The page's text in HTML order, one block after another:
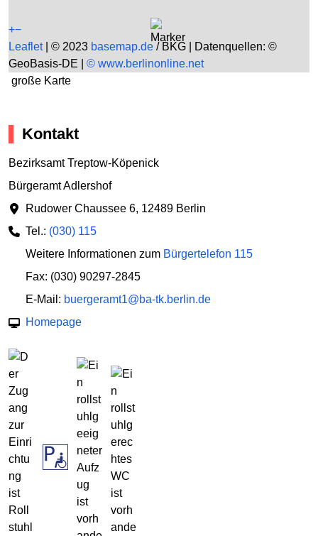
+−
Leaflet
© 2023 basemap.de / BKG | Datenquellen: ©
GeoBasis-DE | © www.berlinonline.net
große Karte
Kontakt
Bezirksamt Treptow-Köpenick
Bürgeramt Adlershof
Rudower Chaussee 6, 12489 Berlin
Tel.: (030) 115
Weitere Informationen zum Bürgertelefon 115
Fax: (030) 90297-2845
E-Mail: buergeramt1@ba-tk.berlin.de
Homepage